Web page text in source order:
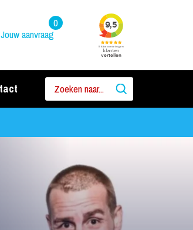
Jouw aanvraag
0